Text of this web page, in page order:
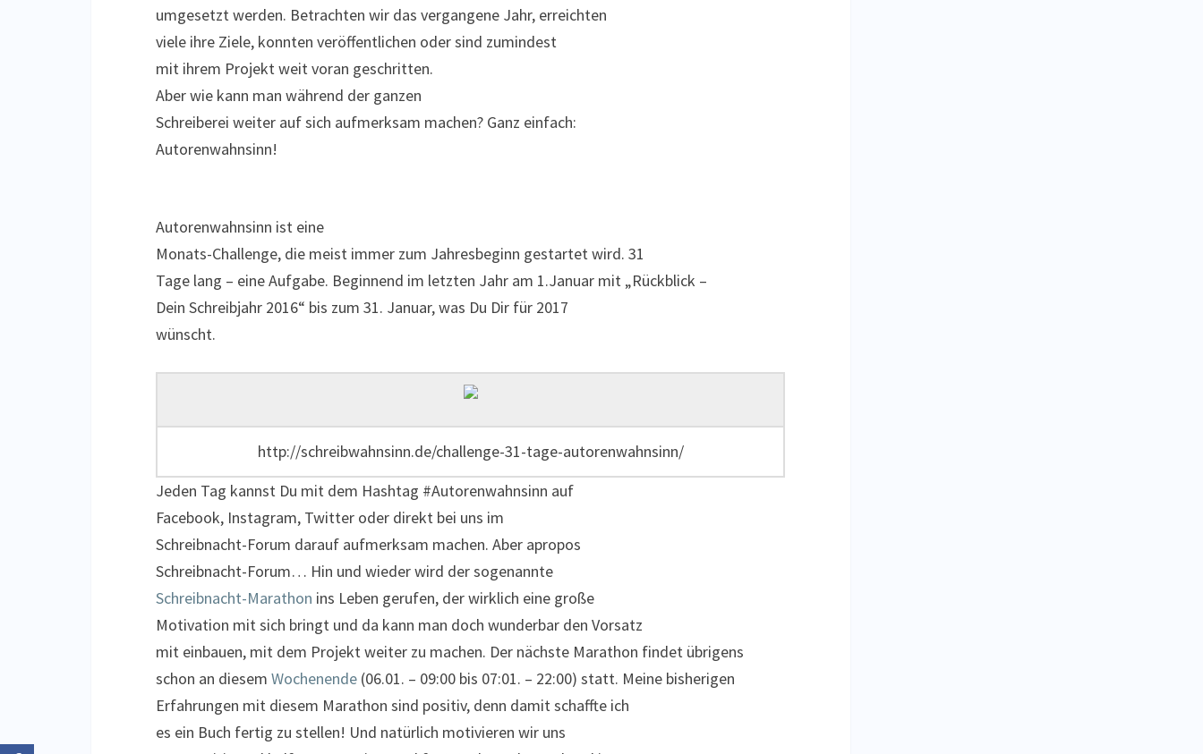
umgesetzt werden. Betrachten wir das vergangene Jahr, erreichten
viele ihre Ziele, konnten veröffentlichen oder sind zumindest
mit ihrem Projekt weit voran geschritten.
Aber wie kann man während der ganzen
Schreiberei weiter auf sich aufmerksam machen? Ganz einfach:
Autorenwahnsinn!
Autorenwahnsinn ist eine
Monats-Challenge, die meist immer zum Jahresbeginn gestartet wird. 31
Tage lang – eine Aufgabe. Beginnend im letzten Jahr am 1.Januar mit „Rückblick –
Dein Schreibjahr 2016“ bis zum 31. Januar, was Du Dir für 2017
wünscht.
http://schreibwahnsinn.de/challenge-31-tage-autorenwahnsinn/
Jeden Tag kannst Du mit dem Hashtag #Autorenwahnsinn auf
Facebook, Instagram, Twitter oder direkt bei uns im
Schreibnacht-Forum darauf aufmerksam machen. Aber apropos
Schreibnacht-Forum… Hin und wieder wird der sogenannte
Schreibnacht-Marathon ins Leben gerufen, der wirklich eine große
Motivation mit sich bringt und da kann man doch wunderbar den Vorsatz
mit einbauen, mit dem Projekt weiter zu machen. Der nächste Marathon findet übrigens
schon an diesem Wochenende (06.01. – 09:00 bis 07:01. – 22:00) statt. Meine bisherigen
Erfahrungen mit diesem Marathon sind positiv, denn damit schaffte ich
es ein Buch fertig zu stellen! Und natürlich motivieren wir uns